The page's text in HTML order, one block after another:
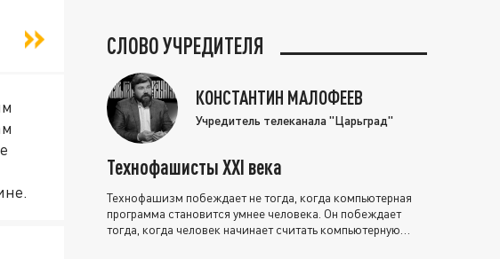
СЛОВО УЧРЕДИТЕЛЯ
КОНСТАНТИН МАЛОФЕЕВ
Учредитель телеканала "Царьград"
Технофашисты XXI века
Технофашизм побеждает не тогда, когда компьютерная
программа становится умнее человека. Он побеждает
тогда, когда человек начинает считать компьютерную